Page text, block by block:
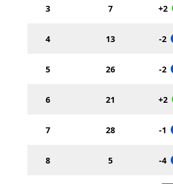
3 7 +2
4 13 -2
5 26 -2
6 21 +2
7 28 -1
8 5 -4